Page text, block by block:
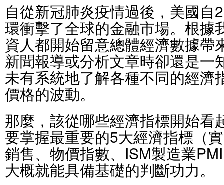
自從新冠肺炎疫情過後，美國自
環衝擊了全球的金融市場。根據
資人都開始留意總體經濟數據帶
新聞報導或分析文章時卻還是一
未有系統地了解各種不同的經濟
價格的波動。
那麼，該從哪些經濟指標開始看
要掌握最重要的5大經濟指標（
銷售、物價指數、ISM製造業
大概就能具備基礎的判斷功力。